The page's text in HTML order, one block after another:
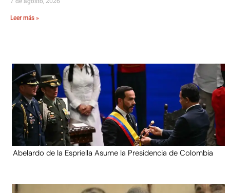
Leer más »
Abelardo de la Espriella Asume la Presidencia de Colombia